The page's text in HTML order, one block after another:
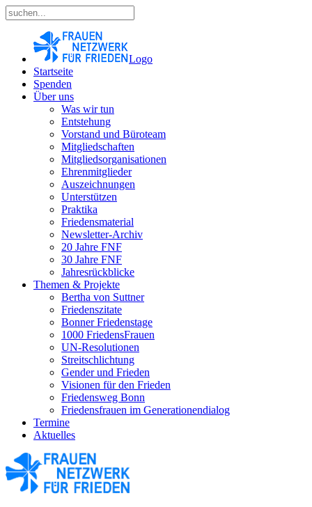
Logo
Startseite
Spenden
Über uns
Was wir tun
Entstehung
Vorstand und Büroteam
Mitgliedschaften
Mitgliedsorganisationen
Ehrenmitglieder
Auszeichnungen
Unterstützen
Praktika
Friedensmaterial
Newsletter-Archiv
20 Jahre FNF
30 Jahre FNF
Jahresrückblicke
Themen & Projekte
Bertha von Suttner
Friedenszitate
Bonner Friedenstage
1000 FriedensFrauen
UN-Resolutionen
Streitschlichtung
Gender und Frieden
Visionen für den Frieden
Friedensweg Bonn
Friedensfrauen im Generationendialog
Termine
Aktuelles